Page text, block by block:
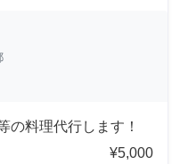
の料理代行します！
¥5,000